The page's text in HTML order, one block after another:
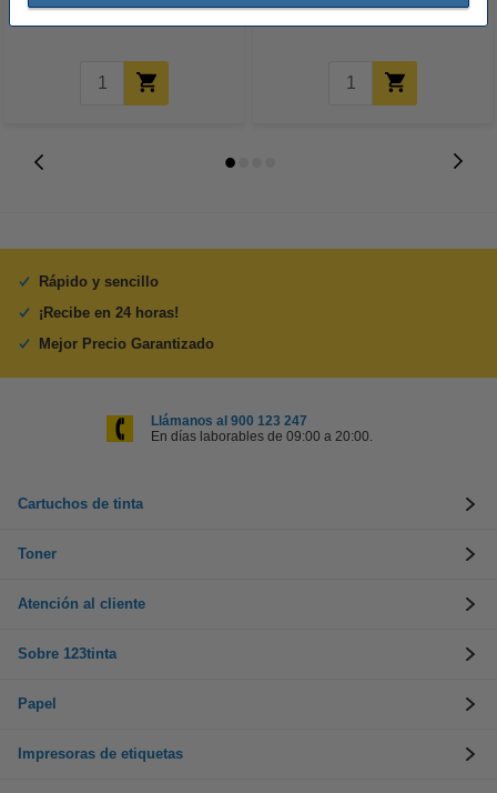
Rápido y sencillo
¡Recibe en 24 horas!
Mejor Precio Garantizado
Llámanos al 900 123 247
En días laborables de 09:00 a 20:00.
Cartuchos de tinta
Toner
Atención al cliente
Sobre 123tinta
Papel
Impresoras de etiquetas